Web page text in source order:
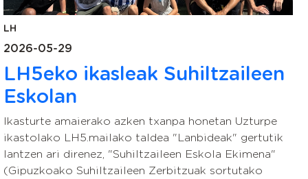
LH
2026-05-29
LH5eko ikasleak Suhiltzaileen
Eskolan
Ikasturte amaierako azken txanpa honetan Uzturpe
ikastolako LH5.mailako taldea "Lanbideak" gertutik
lantzen ari direnez, "Suhiltzaileen Eskola Ekimena"
(Gipuzkoako Suhiltzaileen Zerbitzuak sortutako